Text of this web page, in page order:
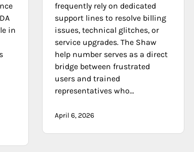
in
frequently rely on dedicated
support lines to resolve billing
issues, technical glitches, or
service upgrades. The Shaw
help number serves as a direct
bridge between frustrated
users and trained
representatives who…
April 6, 2026